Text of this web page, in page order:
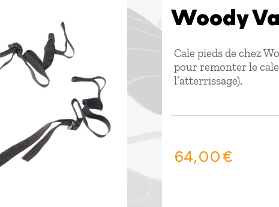
Woody
Cale pieds de chez
pour remonter le
l’atterrissage).
64,00€